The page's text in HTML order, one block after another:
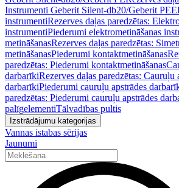
Instrumenti Geberit Silent-db20/Geberit PE
instrumentiRezerves daļas paredzētas:
instrumentiPiederumi elektrometināšanas
metināšanasRezerves daļas paredzētas:
metināšanasPiederumi kontaktmetināšanas
paredzētas: Piederumi kontaktmetināšanas
darbarīkiRezerves daļas paredzētas: Cauruļu
darbarīkiPiederumi cauruļu apstrādes
paredzētas: Piederumi cauruļu apstrādes
palīgelementiTālvadības pultis
Izstrādājumu kategorijas
Vannas istabas sērijas
Jaunumi